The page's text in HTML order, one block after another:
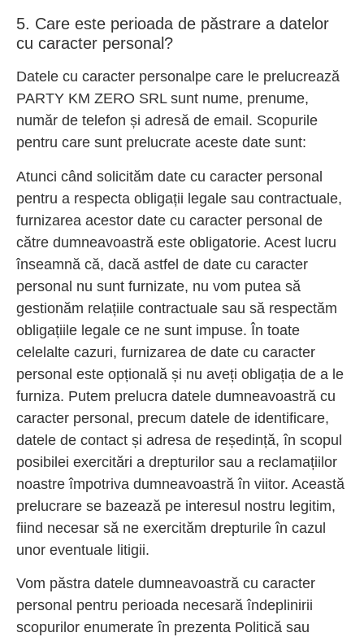
5. Care este perioada de păstrare a datelor
cu caracter personal?
Datele cu caracter personalpe care le prelucrează
PARTY KM ZERO SRL sunt nume, prenume,
număr de telefon și adresă de email. Scopurile
pentru care sunt prelucrate aceste date sunt:
Atunci când solicităm date cu caracter personal
pentru a respecta obligații legale sau contractuale,
furnizarea acestor date cu caracter personal de
către dumneavoastră este obligatorie. Acest lucru
înseamnă că, dacă astfel de date cu caracter
personal nu sunt furnizate, nu vom putea să
gestionăm relațiile contractuale sau să respectăm
obligațiile legale ce ne sunt impuse. În toate
celelalte cazuri, furnizarea de date cu caracter
personal este opțională și nu aveți obligația de a le
furniza. Putem prelucra datele dumneavoastră cu
caracter personal, precum datele de identificare,
datele de contact și adresa de reședință, în scopul
posibilei exercitări a drepturilor sau a reclamațiilor
noastre împotriva dumneavoastră în viitor. Această
prelucrare se bazează pe interesul nostru legitim,
fiind necesar să ne exercităm drepturile în cazul
unor eventuale litigii.
Vom păstra datele dumneavoastră cu caracter
personal pentru perioada necesară îndeplinirii
scopurilor enumerate în prezenta Politică sau